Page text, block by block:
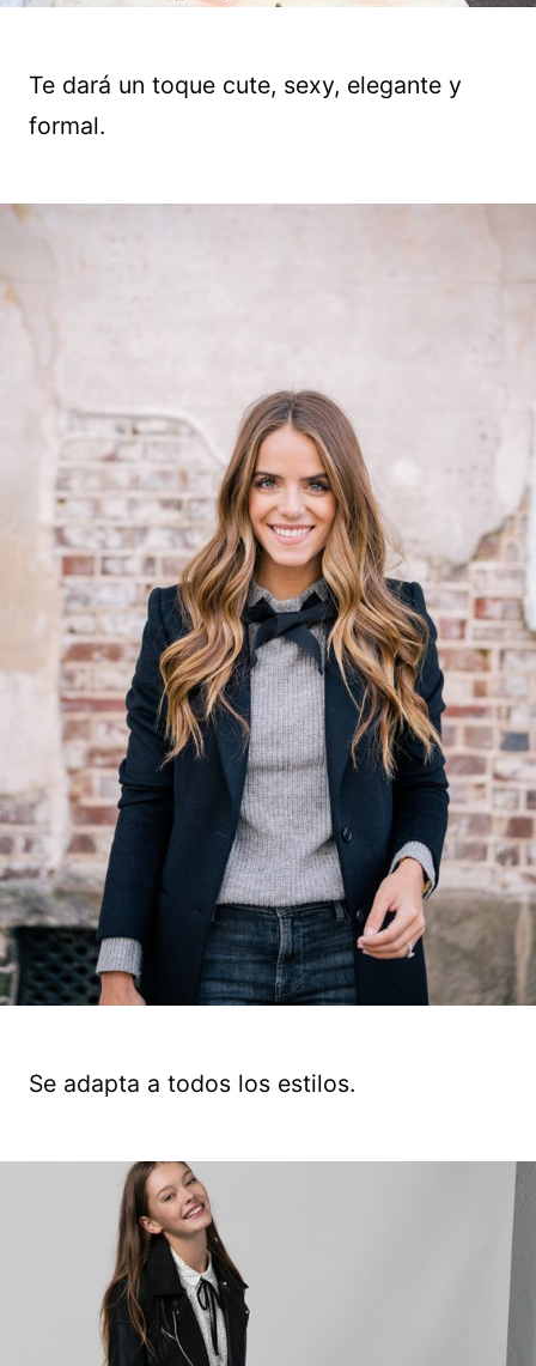
Te dará un toque cute, sexy, elegante y
formal.
Se adapta a todos los estilos.